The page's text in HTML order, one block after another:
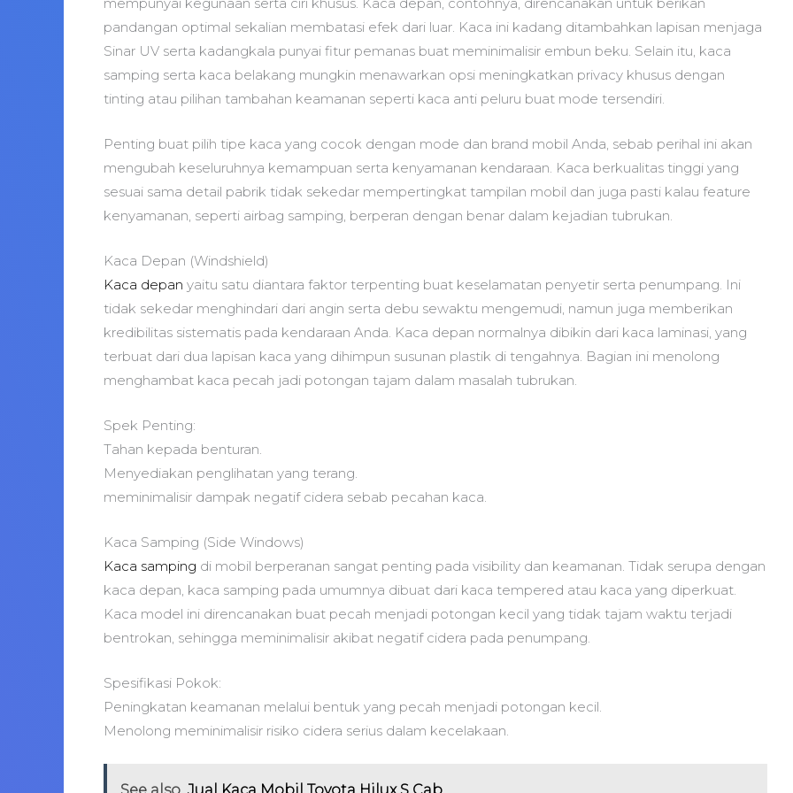
pandangan optimal sekalian membatasi efek dari luar. Kaca ini kadang ditambahkan lapisan menjaga
Sinar UV serta kadangkala punyai fitur pemanas buat meminimalisir embun beku. Selain itu, kaca
samping serta kaca belakang mungkin menawarkan opsi meningkatkan privacy khusus dengan
tinting atau pilihan tambahan keamanan seperti kaca anti peluru buat mode tersendiri.
Penting buat pilih tipe kaca yang cocok dengan mode dan brand mobil Anda, sebab perihal ini akan
mengubah keseluruhnya kemampuan serta kenyamanan kendaraan. Kaca berkualitas tinggi yang
sesuai sama detail pabrik tidak sekedar mempertingkat tampilan mobil dan juga pasti kalau feature
kenyamanan, seperti airbag samping, berperan dengan benar dalam kejadian tubrukan.
Kaca Depan (Windshield)
Kaca depan yaitu satu diantara faktor terpenting buat keselamatan penyetir serta penumpang. Ini
tidak sekedar menghindari dari angin serta debu sewaktu mengemudi, namun juga memberikan
kredibilitas sistematis pada kendaraan Anda. Kaca depan normalnya dibikin dari kaca laminasi, yang
terbuat dari dua lapisan kaca yang dihimpun susunan plastik di tengahnya. Bagian ini menolong
menghambat kaca pecah jadi potongan tajam dalam masalah tubrukan.
Spek Penting:
Tahan kepada benturan.
Menyediakan penglihatan yang terang.
meminimalisir dampak negatif cidera sebab pecahan kaca.
Kaca Samping (Side Windows)
Kaca samping di mobil berperanan sangat penting pada visibility dan keamanan. Tidak serupa dengan
kaca depan, kaca samping pada umumnya dibuat dari kaca tempered atau kaca yang diperkuat.
Kaca model ini direncanakan buat pecah menjadi potongan kecil yang tidak tajam waktu terjadi
bentrokan, sehingga meminimalisir akibat negatif cidera pada penumpang.
Spesifikasi Pokok:
Peningkatan keamanan melalui bentuk yang pecah menjadi potongan kecil.
Menolong meminimalisir risiko cidera serius dalam kecelakaan.
See also Jual Kaca Mobil Toyota Hilux S Cab